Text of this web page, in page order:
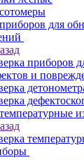
для
приборов
и